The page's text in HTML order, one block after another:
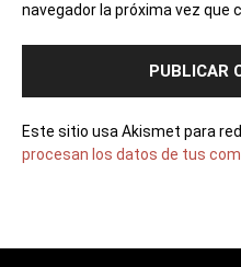
navegador la próxima vez que
Este sitio usa Akismet para
procesan los datos de tus